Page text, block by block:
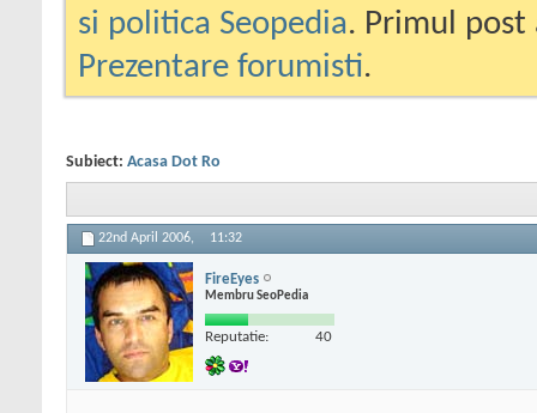
si politica Seopedia. Primul
Prezentare forumisti.
Subiect: Acasa Dot Ro
22nd April 2006, 11:32
FireEyes
Membru SeoPedia
Reputatie: 40